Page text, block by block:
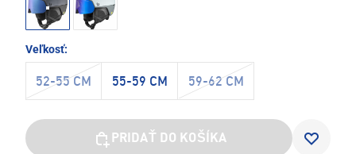
Veľkosť:
52-55 CM 55-59 CM 59-62 CM
PRIDAŤ DO KOŠÍKA